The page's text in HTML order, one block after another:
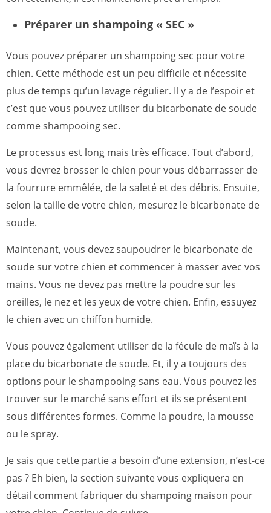
Préparer un shampoing « SEC »
Vous pouvez préparer un shampoing sec pour votre
chien. Cette méthode est un peu difficile et nécessite
plus de temps qu’un lavage régulier. Il y a de l’espoir et
c’est que vous pouvez utiliser du bicarbonate de soude
comme shampooing sec.
Le processus est long mais très efficace. Tout d’abord,
vous devrez brosser le chien pour vous débarrasser de
la fourrure emmêlée, de la saleté et des débris. Ensuite,
selon la taille de votre chien, mesurez le bicarbonate de
soude.
Maintenant, vous devez saupoudrer le bicarbonate de
soude sur votre chien et commencer à masser avec vos
mains. Vous ne devez pas mettre la poudre sur les
oreilles, le nez et les yeux de votre chien. Enfin, essuyez
le chien avec un chiffon humide.
Vous pouvez également utiliser de la fécule de maïs à la
place du bicarbonate de soude. Et, il y a toujours des
options pour le shampooing sans eau. Vous pouvez les
trouver sur le marché sans effort et ils se présentent
sous différentes formes. Comme la poudre, la mousse
ou le spray.
Je sais que cette partie a besoin d’une extension, n’est-ce
pas ? Eh bien, la section suivante vous expliquera en
détail comment fabriquer du shampoing maison pour